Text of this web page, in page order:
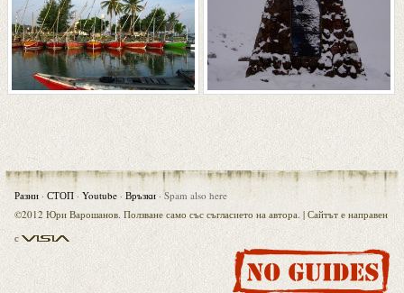
Разни · СТОП · Youtube · Връзки · Spam also here
©2012 Юри Варошанов. Ползване само със съгласието на автора. | Сайтът е направен
с Visia